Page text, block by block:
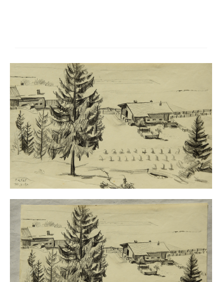
Neues
Tägliche Dosis Kunst
Themenflyer
Themenflyer: Trügerische Idyllen
Themenflyer: Buch und Schrift in der Kunst
Themenflyer: Sehnsucht Süden
Themenflyer: Walter Becker
Themenflyer: Richild Holt
Themenflyer: Ernst Geitlinger
Themenflyer: Michel Wagner
Weitere Themenflyer